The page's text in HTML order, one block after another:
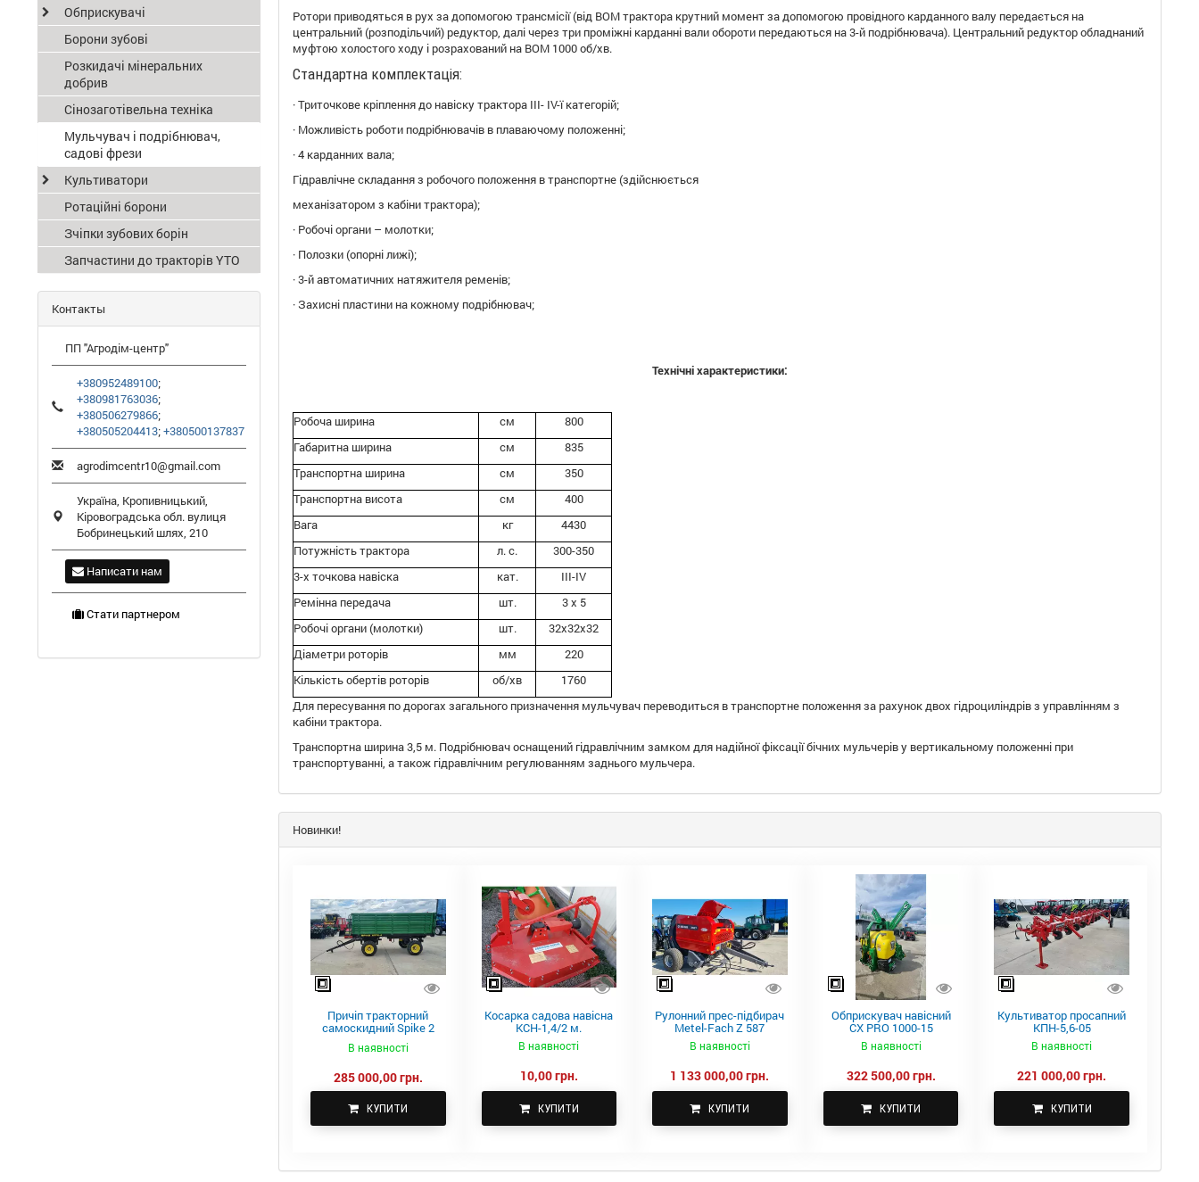
Ротори приводяться в рух за допомогою трансмісії (від ВОМ трактора крутний момент за допомогою провідного карданного валу передається на
центральний (розподільчий) редуктор, далі через три проміжні карданні вали обороти передаються на 3-й подрібнювача). Центральний редуктор обладнаний
муфтою холостого ходу і розрахований на ВОМ 1000 об/хв.
Стандартна комплектація:
· Триточкове кріплення до навіску трактора III- IV-ї категорій;
· Можливість роботи подрібнювачів в плаваючому положенні;
· 4 карданних вала;
Гідравлічне складання з робочого положення в транспортне (здійснюється
механізатором з кабіни трактора);
· Робочі органи – молотки;
· Полозки (опорні лижі);
· 3-й автоматичних натяжителя ременів;
· Захисні пластини на кожному подрібнювач;
Технічні характеристики:
Робоча ширина см
800
Габаритна ширина
см
835
Транспортна ширина
см
350
Транспортна висота
см
400
Вага
кг
4430
Потужність трактора
л. с.
300-350
3-х точкова навіска
кат.
III-IV
Ремінна передача
шт.
3 x 5
Робочі органи (молотки)
шт.
32x32x32
Діаметри роторів
мм
220
Кількість обертів роторів
об/хв
1760
Для пересування по дорогах загального призначення мульчувач переводиться в транспортне положення за рахунок двох гідроциліндрів з управлінням з
кабіни трактора.
Транспортна ширина 3,5 м. Подрібнювач оснащений гідравлічним замком для надійної фіксації бічних мульчерів у вертикальному положенні при
транспортуванні, а також гідравлічним регулюванням заднього мульчера.
Новинки!
Причіп тракторний
самоскидний Spike 2
В наявності
285 000,00 грн.
КУПИТИ
Косарка садова навісна
КСН-1,4/2 м.
В наявності
10,00 грн.
КУПИТИ
Рулонний прес-підбирач
Metel-Fach Z 587
В наявності
1 133 000,00 грн.
КУПИТИ
Обприскувач навісний
CX PRO 1000-15
В наявності
322 500,00 грн.
КУПИТИ
Культиватор просапний
КПН-5,6-05
В наявності
221 000,00 грн.
КУПИТИ
Обприскувачі
Борони зубові
Розкидачі мінеральних
добрив
Сінозаготівельна техніка
Мульчувач і подрібнювач,
садові фрези
Культиватори
Ротаційні борони
Зчіпки зубових борін
Запчастини до тракторів YTO
Контакты
ПП "Агродім-центр"
+380952489100;
+380981763036;
+380506279866;
+380505204413;+380500137837
agrodimcentr10@gmail.com
Україна, Кропивницький,
Кіровоградська обл. вулиця
Бобринецький шлях, 210
Написати нам
Стати партнером